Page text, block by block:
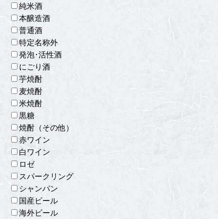
純米酒
本醸造酒
普通酒
特定名称外
発泡･活性酒
にごり酒
芋焼酎
麦焼酎
米焼酎
黒糖
焼酎（その他）
赤ワイン
白ワイン
ロゼ
スパークリング
シャンパン
国産ビール
海外ビール